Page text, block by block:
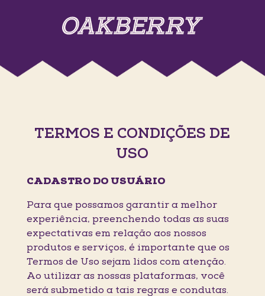
TERMOS E CONDIÇÕES DE
USO
CADASTRO DO USUÁRIO
Para que possamos garantir a melhor
experiência, preenchendo todas as suas
expectativas em relação aos nossos
produtos e serviços, é importante que os
Termos de Uso sejam lidos com atenção.
Ao utilizar as nossas plataformas, você
será submetido a tais regras e condutas.